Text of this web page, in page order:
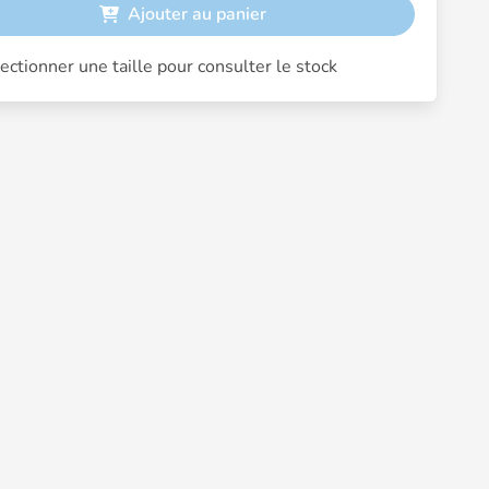
Ajouter au panier
une taille pour consulter le stock